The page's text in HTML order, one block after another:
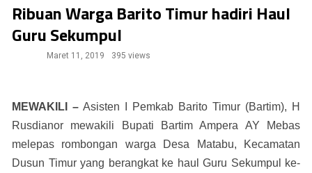
Ribuan Warga Barito Timur hadiri Haul
Guru Sekumpul
Maret 11, 2019 395 views
MEWAKILI – Asisten I Pemkab Barito Timur (Bartim), H
Rusdianor mewakili Bupati Bartim Ampera AY Mebas
melepas rombongan warga Desa Matabu, Kecamatan
Dusun Timur yang berangkat ke haul Guru Sekumpul ke-